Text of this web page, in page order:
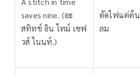
saves nine. (อะ
สทิทช์ อิน ไทม์ เซฟ
วส์ ไนนท์.)
ตัดไฟแต่ต้น
ลม